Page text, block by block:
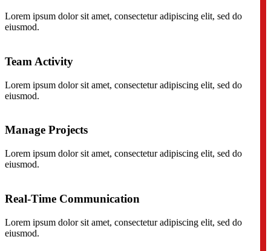
Lorem ipsum dolor sit amet, consectetur adipiscing elit, sed do
eiusmod.
Team Activity
Lorem ipsum dolor sit amet, consectetur adipiscing elit, sed do
eiusmod.
Manage Projects
Lorem ipsum dolor sit amet, consectetur adipiscing elit, sed do
eiusmod.
Real-Time Communication
Lorem ipsum dolor sit amet, consectetur adipiscing elit, sed do
eiusmod.